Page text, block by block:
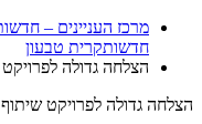
מרכז העניינים –
חדשותקרית טבעון
הצלחה גדולה
הצלחה גדולה לפרויקט שיתוף